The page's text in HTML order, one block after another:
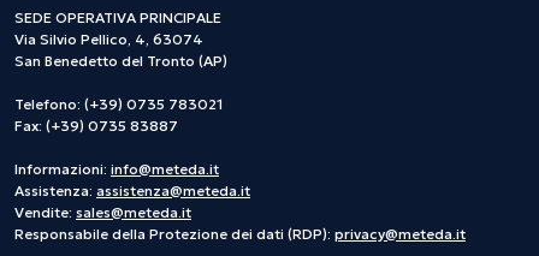
SEDE OPERATIVA PRINCIPALE
Via Silvio Pellico, 4, 63074
San Benedetto del Tronto (AP)
Telefono: (+39) 0735 783021
Fax: (+39) 0735 83887
Informazioni: info@meteda.it
Assistenza: assistenza@meteda.it
Vendite: sales@meteda.it
Responsabile della Protezione dei dati (RDP): privacy@meteda.it